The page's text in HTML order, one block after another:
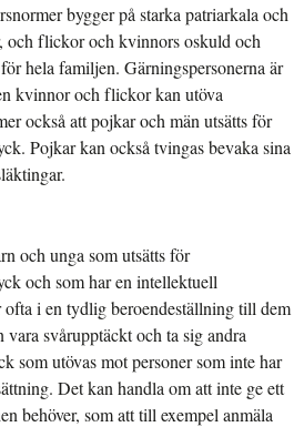
bygger på starka patriarkala och
och flickor och kvinnors oskuld och
hela familjen. Gärningspersonerna är
kvinnor och flickor kan utöva
också att pojkar och män utsätts för
Pojkar kan också tvingas bevaka sina
och unga som utsätts för
och som har en intellektuell
i en tydlig beroendeställning till dem
svårupptäckt och ta sig andra
som utövas mot personer som inte har
Det kan handla om att inte ge ett
behöver, som att till exempel anmäla